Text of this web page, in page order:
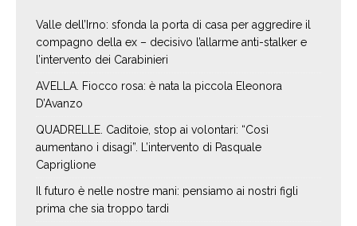
Valle dell’Irno: sfonda la porta di casa per aggredire il
compagno della ex – decisivo l’allarme anti-stalker e
l’intervento dei Carabinieri
AVELLA. Fiocco rosa: è nata la piccola Eleonora
D’Avanzo
QUADRELLE. Caditoie, stop ai volontari: “Così
aumentano i disagi”. L’intervento di Pasquale
Capriglione
Il futuro è nelle nostre mani: pensiamo ai nostri figli
prima che sia troppo tardi